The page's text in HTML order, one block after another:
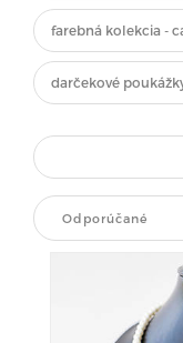
farebná kolekcia -
darčekové
Odporúčané